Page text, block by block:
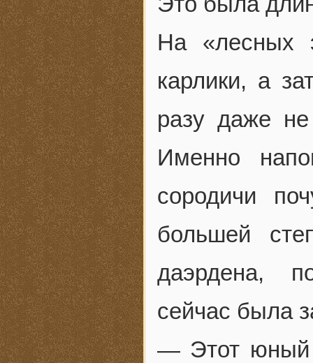
На «лесных
карлики, а
разу даже
Именно
сородичи
большей
даэрдена,
сейчас была
— Этот юный